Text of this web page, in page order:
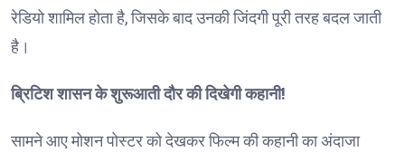
रेडियो शामिल होता है, जिसके बाद उनकी जिंदगी पूरी तरह बदल जाती
है।
ब्रिटिश शासन के शुरूआती दौर की दिखेगी कहानी!
सामने आए मोशन पोस्टर को देखकर फिल्म की कहानी का अंदाजा